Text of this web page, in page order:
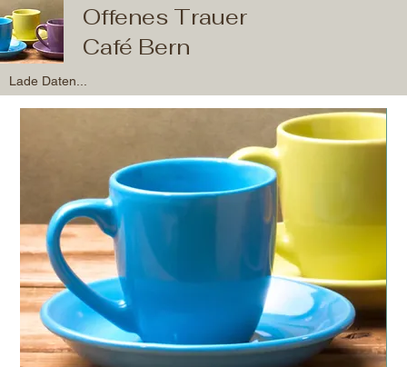
Lade Daten...
Offenes Trauer
Café Bern